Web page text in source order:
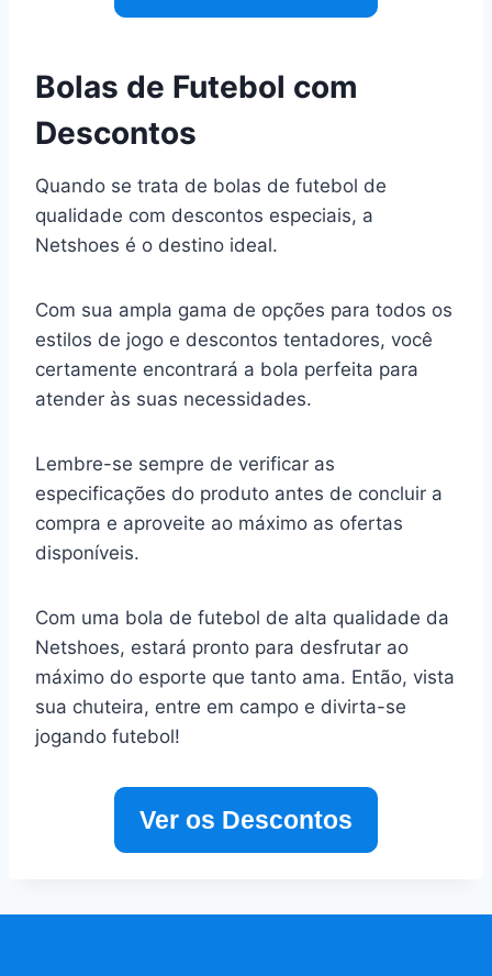
Bolas de Futebol com
Descontos
Quando se trata de bolas de futebol de
qualidade com descontos especiais, a
Netshoes é o destino ideal.
Com sua ampla gama de opções para todos os
estilos de jogo e descontos tentadores, você
certamente encontrará a bola perfeita para
atender às suas necessidades.
Lembre-se sempre de verificar as
especificações do produto antes de concluir a
compra e aproveite ao máximo as ofertas
disponíveis.
Com uma bola de futebol de alta qualidade da
Netshoes, estará pronto para desfrutar ao
máximo do esporte que tanto ama. Então, vista
sua chuteira, entre em campo e divirta-se
jogando futebol!
Ver os Descontos